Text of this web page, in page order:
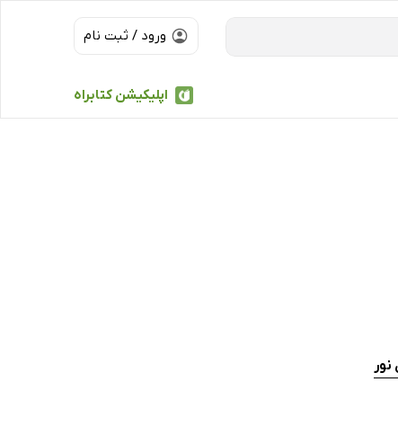
ورود / ثبت نام
اپلیکیشن کتابراه
نور